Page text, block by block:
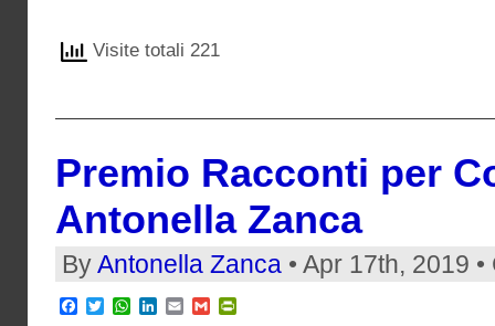
Visite totali 221
Premio Racconti per
Antonella Zanca
ByAntonella Zanca • Apr 17th, 2019
Facebook
TwitterWhatsApp
LinkedIn
EmailGmail